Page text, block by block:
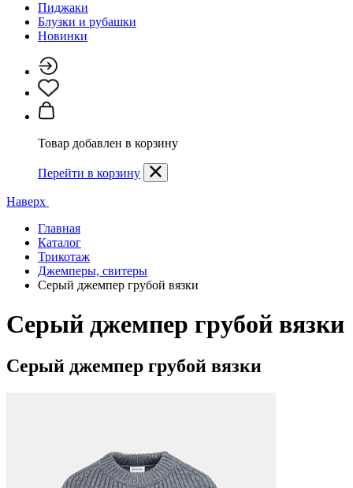
Пиджаки
Блузки и рубашки
Новинки
Товар добавлен в корзину
Перейти в корзину
Наверх
Главная
Каталог
Трикотаж
Джемперы, свитеры
Серый джемпер грубой вязки
Серый джемпер грубой вязки
Серый джемпер грубой вязки